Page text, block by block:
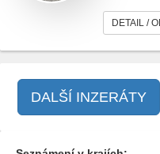
DETAIL /
DALŠÍ INZERÁTY